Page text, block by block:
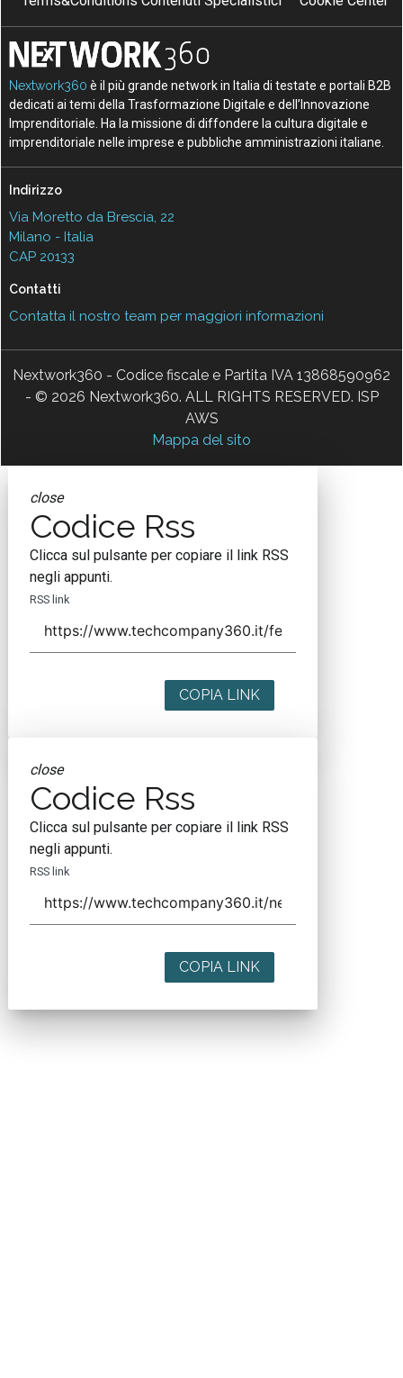
Nextwork360 è il più grande network in Italia di testate e portali B2B
dedicati ai temi della Trasformazione Digitale e dell’Innovazione
Imprenditoriale. Ha la missione di diffondere la cultura digitale e
imprenditoriale nelle imprese e pubbliche amministrazioni italiane.
Indirizzo
Via Moretto da Brescia, 22
Milano - Italia
CAP 20133
Contatti
Contatta il nostro team per maggiori informazioni
Nextwork360 - Codice fiscale e Partita IVA 13868590962
- © 2026 Nextwork360. ALL RIGHTS RESERVED. ISP
AWS
Mappa del sito
close
Codice Rss
Clicca sul pulsante per copiare il link RSS
negli appunti.
RSS link
COPIA LINK
close
Codice Rss
Clicca sul pulsante per copiare il link RSS
negli appunti.
RSS link
COPIA LINK